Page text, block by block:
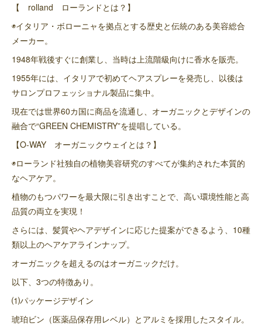
【 rolland ローランドとは？】
◉イタリア・ボローニャを拠点とする歴史と伝統のある美容総合
メーカー。
1948年戦後すぐに創業し、当時は上流階級向けに香水を販売。
1955年には、イタリアで初めてヘアスプレーを発売し、以後は
サロンプロフェッショナル製品に集中。
現在では世界60カ国に商品を流通し、オーガニックとデザインの
融合で“GREEN CHEMISTRY”を提唱している。
【O-WAY オーガニックウェイとは？】
◉ローランド社独自の植物美容研究のすべてが集約された本質的
なヘアケア。
植物のもつパワーを最大限に引き出すことで、高い環境性能と高
品質の両立を実現！
さらには、髪質やヘアデザインに応じた提案ができるよう、10種
類以上のヘアケアラインナップ。
オーガニックを超えるのはオーガニックだけ。
以下、3つの特徴あり。
⑴パッケージデザイン
琥珀ビン（医薬品保存用レベル）とアルミを採用したスタイル。